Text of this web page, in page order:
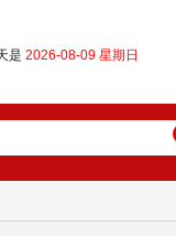
是 2026-08-09 星期日